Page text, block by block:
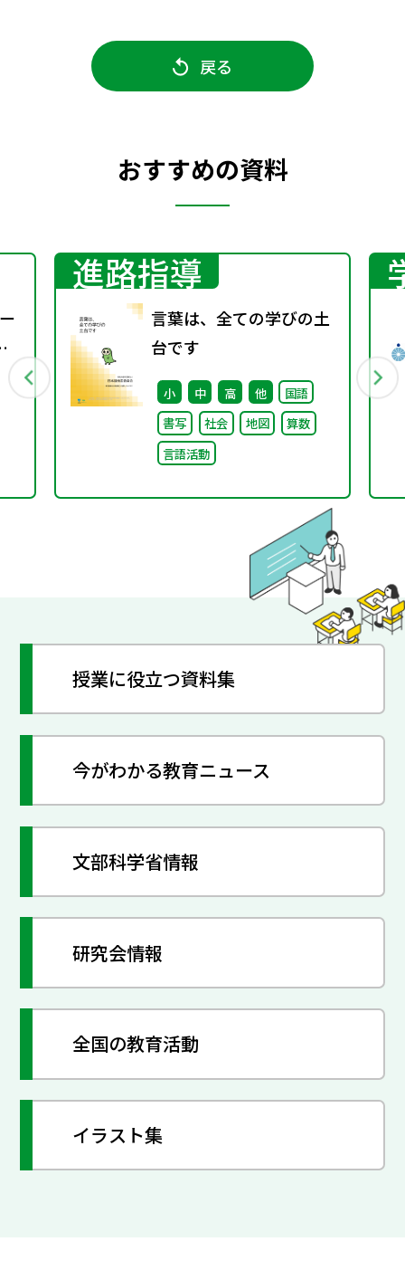
戻る
おすすめの資料
進路指導
言葉は、全ての学びの土
台です
小 中 高 他
国語
書写
社会 地図
算数
言語活動
授業に役立つ資料集
今がわかる教育ニュース
文部科学省情報
研究会情報
全国の教育活動
イラスト集